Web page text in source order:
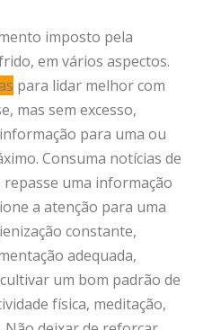
imposto pela
em vários aspectos.
para lidar melhor com
mas sem excesso,
para uma ou
Consuma notícias de
uma informação
a atenção para uma
constante,
adequada,
um bom padrão de
física, meditação,